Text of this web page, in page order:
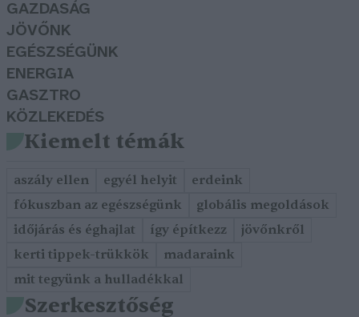
GAZDASÁG
JÖVŐNK
EGÉSZSÉGÜNK
ENERGIA
GASZTRO
KÖZLEKEDÉS
Kiemelt témák
aszály ellen egyél helyit
erdeink
fókuszban az egészségünk
globális megoldások
időjárás és éghajlat
így építkezz
jövőnkről
kerti tippek-trükkök
madaraink
mit tegyünk a hulladékkal
Szerkesztőség